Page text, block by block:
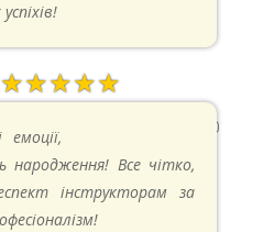
★★★★★
13.05.2024 в 11:30
народження! Все чітко,
інструкторам за